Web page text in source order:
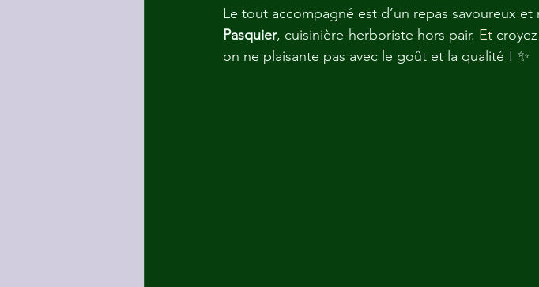
Le tout accompagné est d’un repas savoureux
Pasquier, cuisinière-herboriste hors pair. Et
on ne plaisante pas avec le goût et la qualité ! ✨